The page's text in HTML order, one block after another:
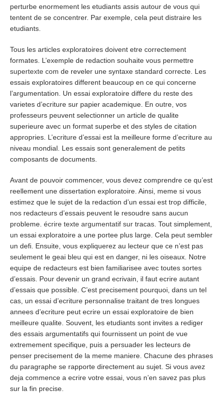
perturbe enormement les etudiants assis autour de vous qui
tentent de se concentrer. Par exemple, cela peut distraire les
etudiants.
Tous les articles exploratoires doivent etre correctement
formates. L’exemple de redaction souhaite vous permettre
supertexte com de reveler une syntaxe standard correcte. Les
essais exploratoires different beaucoup en ce qui concerne
l’argumentation. Un essai exploratoire differe du reste des
varietes d’ecriture sur papier academique. En outre, vos
professeurs peuvent selectionner un article de qualite
superieure avec un format superbe et des styles de citation
appropries. L’ecriture d’essai est la meilleure forme d’ecriture au
niveau mondial. Les essais sont generalement de petits
composants de documents.
Avant de pouvoir commencer, vous devez comprendre ce qu’est
reellement une dissertation exploratoire. Ainsi, meme si vous
estimez que le sujet de la redaction d’un essai est trop difficile,
nos redacteurs d’essais peuvent le resoudre sans aucun
probleme. écrire texte argumentatif sur tracas. Tout simplement,
un essai exploratoire a une portee plus large. Cela peut sembler
un defi. Ensuite, vous expliquerez au lecteur que ce n’est pas
seulement le geai bleu qui est en danger, ni les oiseaux. Notre
equipe de redacteurs est bien familiarisee avec toutes sortes
d’essais. Pour devenir un grand ecrivain, il faut ecrire autant
d’essais que possible. C’est precisement pourquoi, dans un tel
cas, un essai d’ecriture personnalise traitant de tres longues
annees d’ecriture peut ecrire un essai exploratoire de bien
meilleure qualite. Souvent, les etudiants sont invites a rediger
des essais argumentatifs qui fournissent un point de vue
extremement specifique, puis a persuader les lecteurs de
penser precisement de la meme maniere. Chacune des phrases
du paragraphe se rapporte directement au sujet. Si vous avez
deja commence a ecrire votre essai, vous n’en savez pas plus
sur la fin precise.